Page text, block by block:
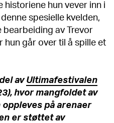
historiene hun vever inn i
spesielle kvelden,
bearbeiding av Trevor
hun går over til å spille et
avUltimafestivalen
hvor mangfoldet av
på arenaer
er støttet av